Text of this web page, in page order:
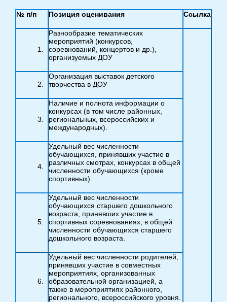
№ п/п Позиция оценивания Ссылка
Разнообразие тематических
мероприятий (конкурсов,
соревнований, концертов и др.),
организуемых ДОУ
Организация выставок детского
творчества в ДОУ
Наличие и полнота информации о
конкурсах (в том числе районных,
региональных, всероссийских и
международных).
Удельный вес численности
обучающихся, принявших участие в
различных смотрах, конкурсах в общей
численности обучающихся (кроме
спортивных).
Удельный вес численности
обучающихся старшего дошкольного
возраста, принявших участие в
спортивных соревнованиях, в общей
численности обучающихся старшего
дошкольного возраста.
Удельный вес численности родителей,
принявших участие в совместных
мероприятиях, организованных
образовательной организацией, а
также в мероприятиях районного,
регионального, всероссийского уровня.